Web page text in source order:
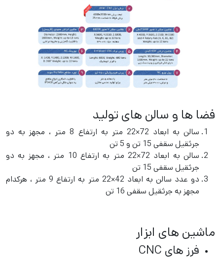
فضا ها و سالن های تولید
سالن به ابعاد 72×22 متر به ارتفاع 8 متر ، مجهز به دو
جرثقيل سقفی 15 تن و 5 تن
سالن به ابعاد 72×22 متر به ارتفاع 10 متر ، مجهز به دو
جرثقيل سقفی 15 تن
دو عدد سالن به ابعاد 42×22 متر به ارتفاع 9 متر ، هرکدام
مجهز به جرثقيل سقفی 16 تن
ماشین های ابزار
فرز های CNC